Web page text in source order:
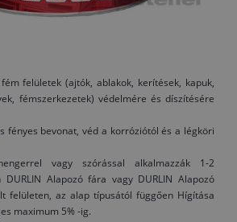
felületek (ajtók, ablakok, kerítések, kapuk,
fémszerkezetek) védelmére és díszítésére
fényes bevonat, véd a korróziótól és a légköri
vagy szórással alkalmazzák 1-2
Alapozó fára vagy DURLIN Alapozó
felületen, az alap típusától függően Hígítása
maximum 5% -ig.